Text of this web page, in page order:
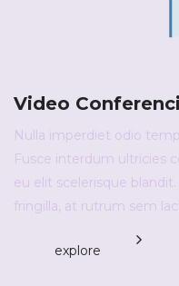
Video
Nulla imperdiet odio
Fusce interdum ultricies
eu elit scelerisque
fringilla, at rutrum sem
explore